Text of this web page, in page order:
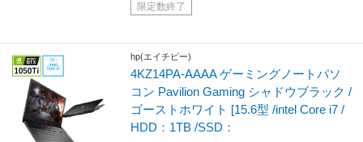
限定数終了
hp(エイチピー)
4KZ14PA-AAAA ゲーミングノートパソ
コン Pavilion Gaming シャドウブラック /
ゴーストホワイト [15.6型 /intel Core i7 /
HDD：1TB /SSD：